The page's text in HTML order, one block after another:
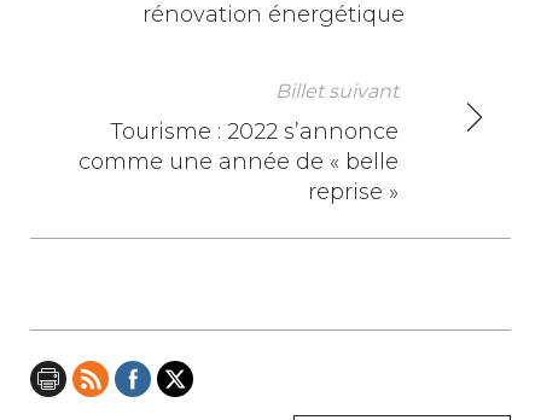
i
n
d
rénovation énergétique
Billet suivant
Tourisme : 2022 s’annonce
comme une année de « belle
reprise »